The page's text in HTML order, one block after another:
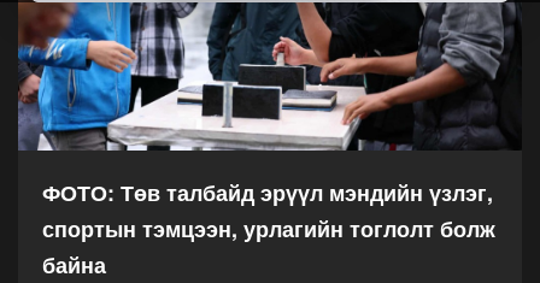
ФОТО: Төв талбайд эрүүл мэндийн үзлэг,
спортын тэмцээн, урлагийн тоглолт болж
байна